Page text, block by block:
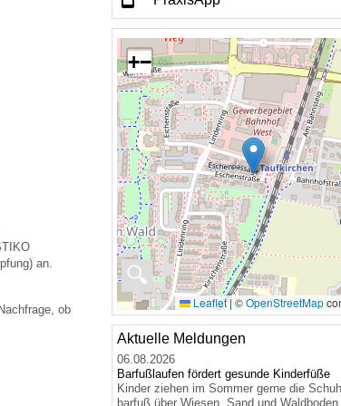
an.
ob
🔍
+−
Leaflet|©OpenStreetMap
Aktuelle Meldungen
06.08.2026
Barfußlaufen fördert gesunde Kinderfüße
Kinder ziehen im Sommer gerne die
barfuß über Wiesen, Sand und